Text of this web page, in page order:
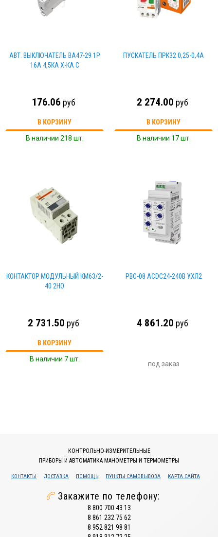
АВТ. ВЫКЛЮЧАТЕЛЬ ВА47-29 1Р
16А 4,5КА Х-КА С
176.06 руб
В КОРЗИНУ
В наличии 218 шт.
ПУСКАТЕЛЬ ПРК32 0,25-0,4А
2 274.00 руб
В КОРЗИНУ
В наличии 17 шт.
КОНТАКТОР МОДУЛЬНЫЙ КМ63/2-
40 2НО
2 731.50 руб
В КОРЗИНУ
В наличии 7 шт.
РВО-08 ACDC24-240В УХЛ2
4 861.20 руб
под заказ
КОНТРОЛЬНО-ИЗМЕРИТЕЛЬНЫЕ
ПРИБОРЫ И АВТОМАТИКА МАНОМЕТРЫ И ТЕРМОМЕТРЫ
КОНТАКТЫ ДОСТАВКА ПОМОЩЬ ПУНКТЫ САМОВЫВОЗА КАРТА САЙТА
Закажите по телефону:
8 800 700 43 13
8 861 232 75 62
8 952 821 98 81